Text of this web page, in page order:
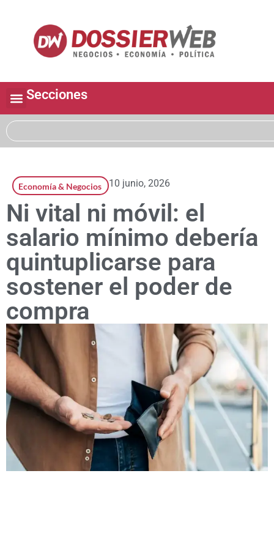
Secciones
Economía & Negocios 10 junio, 2026
Ni vital ni móvil: el
salario mínimo debería
quintuplicarse para
sostener el poder de
compra